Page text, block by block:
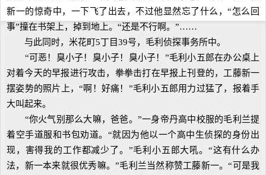
新一的惊奇中，一下飞了出去，不过他显然忘了什么，“怎么回
事”撞在书架上，掉到地上。“还是不行啊。”……
与此同时，米花町5丁目39号，毛利侦探事务所中。
“可恶！臭小子！臭小子！臭小子！”毛利小五郎在办公桌上
对着今天的早报进行攻击，拳拳击打在早报上刊登的，工藤新一
摆姿势的照片上，“啊！好痛！”毛利小五郎用力过猛了，报着手
大叫起来。
“你火气别那么大嘛，爸爸。”一身帝丹高中校服的毛利兰提
着空手道服和书包劝道。“就因为他以一个高中生侦探的身份出
现，害得我的工作都减少了。”毛利小五郎大吼。“这有什么办
法，新一本来就很优秀嘛。”毛利兰当然称赞工藤新一。“可是我